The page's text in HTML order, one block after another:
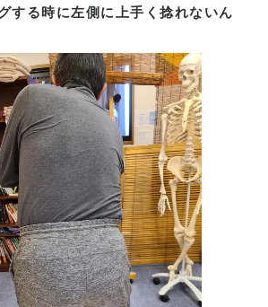
する時に左側に上手く捻れないん